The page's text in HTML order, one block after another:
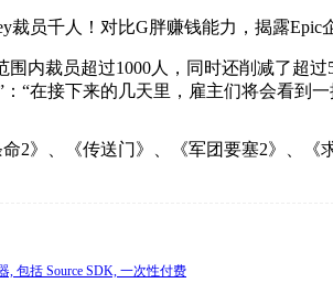
裁员千人！对比G胖赚钱能力，揭露
内裁员超过1000人，同时还削减了超
“在接下来的几天里，雇主们将会看到
2》、《传送门》、《军团要塞2》、
包括 Source SDK, 一次性付费